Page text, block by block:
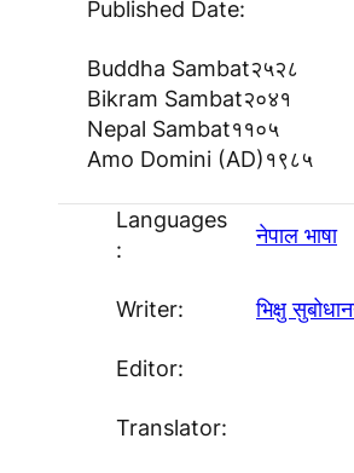
Published Date:
Buddha Sambat२५२८
Bikram Sambat२०४१
Nepal Sambat११०५
Amo Domini (AD)१९८५
Languages
:
नेपाल भाषा
Writer: भिक्षु
Editor:
Translator: